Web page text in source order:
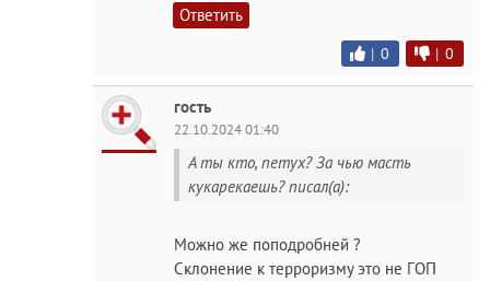
Ответить
| 0 | 0
гость
22.10.2024 01:40
А ты кто, петух? За чью масть
кукарекаешь? писал(а):
Можно же поподробней ?
Склонение к терроризму это не ГОП